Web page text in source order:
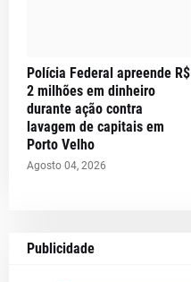
Polícia Federal apreende R$
2 milhões em dinheiro
durante ação contra
lavagem de capitais em
Porto Velho
Agosto 04, 2026
Publicidade